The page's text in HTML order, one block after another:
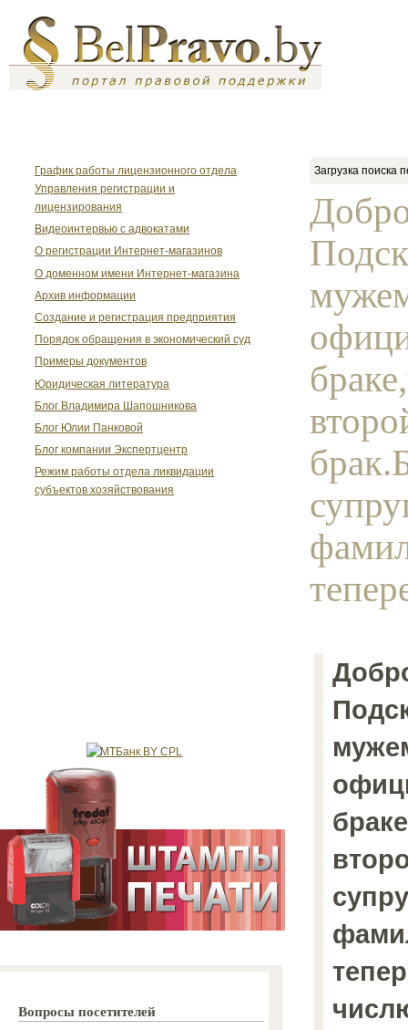
График работы лицензионного отдела
Управления регистрации и
лицензирования
Видеоинтервью с адвокатами
О регистрации Интернет-магазинов
О доменном имени Интернет-магазина
Архив информации
Создание и регистрация предприятия
Порядок обращения в экономический суд
Примеры документов
Юридическая литература
Блог Владимира Шапошникова
Блог Юлии Панковой
Блог компании Экспертцентр
Режим работы отдела ликвидации
субъектов хозяйствования
Вопросы посетителей
Загрузка поиска